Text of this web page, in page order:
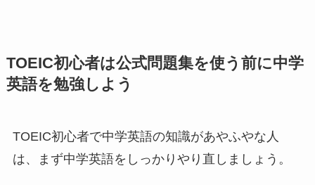
TOEIC初心者は公式問題集を使う前に中学
英語を勉強しよう
TOEIC初心者で中学英語の知識があやふやな人
は、まず中学英語をしっかりやり直しましょう。